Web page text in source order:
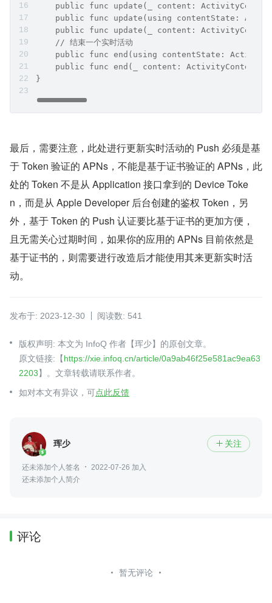
public func update(_ content:
public func update(using contentState:
public func update(_ content:
    // 结束一个实时活动
public func end(using contentState:
public func end(_ content:
}
最后，需要注意，此处进行更新实时活动的 Push 必须是基
于 Token 验证的 APNs，不能是基于证书验证的 APNs，此
处的 Token 不是从 Application 接口拿到的 Device Toke
n，而是从 Apple Developer 后台创建的鉴权 Token，另
外，基于 Token 的 Push 认证要比基于证书的更加方便，
且无需关心过期时间，如果你的应用的 APNs 目前依然是
基于证书的，则需要进行改造后才能使用其来更新实时活
动。
发布于: 2023-12-30 阅读数: 541
版权声明: 本文为 InfoQ 作者【珲少】的原创文章。
原文链接:【https://xie.infoq.cn/article/0a9ab46f25e581ac9ea63
2203】。文章转载请联系作者。
如对本文有异议，可点此反馈
珲少  关注
还未添加个人签名
2022-07-26 加入
还未添加个人简介
评论
暂无评论